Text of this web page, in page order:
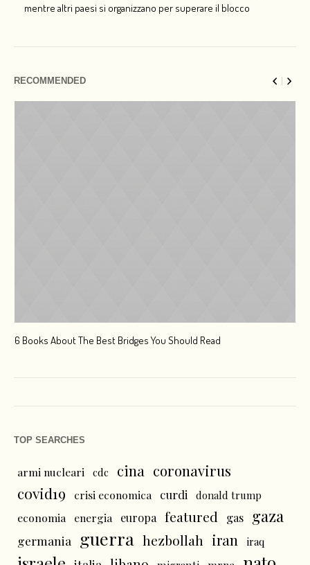
mentre altri paesi si organizzano per superare il blocco
RECOMMENDED
6 Books About The Best Bridges You Should Read
TOP SEARCHES
armi nucleari cdc cina coronavirus
covid19 crisi economica curdi donald trump
economia energia europa featured gas gaza
germania guerra hezbollah iran iraq